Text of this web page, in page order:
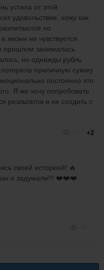
устала от этой
удовольствие, хожу как
по
жизни не чувствуется
занималась
но однажды рубль
приличную сумму
постоянно это
Я же хочу попробовать
резльтатов и не сходить с
+2
своей историей! 🔥
как и задумали!!! ❤️❤️❤️